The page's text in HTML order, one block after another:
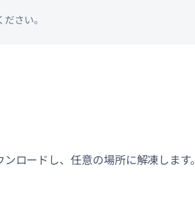
さい。
ロードし、任意の場所に解凍します。